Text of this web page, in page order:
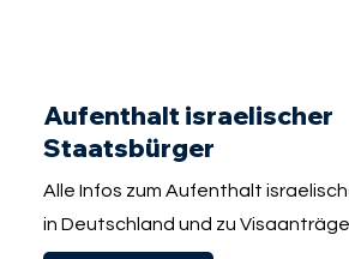
Aufenthalt israelischer
Staatsbürger
Alle Infos zum Aufenthalt
in Deutschland und zu